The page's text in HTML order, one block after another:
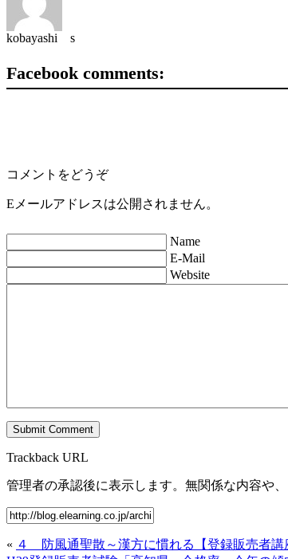
kobayashi s
Facebook comments:
コメントをどうぞ
Eメールアドレスは公開されません。
Name
E-Mail
Website
Trackback URL
管理者の承認後に表示します。無関係な内容や
« ４ 防風通聖散～漢方に慣れる【登録販売者